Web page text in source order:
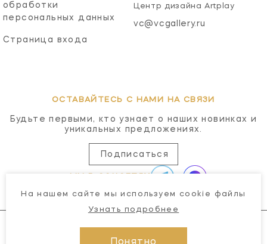
обработки
персональных данных
Страница входа
Центр дизайна Artplay
vc@vcgallery.ru
ОСТАВАЙТЕСЬ С НАМИ НА СВЯЗИ
Будьте первыми, кто узнает о наших новинках и
уникальных предложениях.
Подписаться
На нашем сайте мы используем cookie файлы
Узнать подробнее